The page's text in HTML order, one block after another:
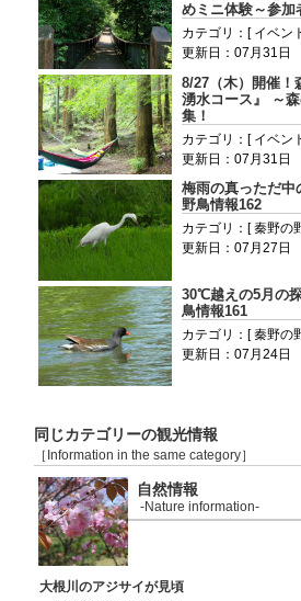
めミニ体験～参加
カテゴリ：[ イベン
更新日：07月31日
8/27（木）開催！
湧水コース』 ～
集！
カテゴリ：[ イベン
更新日：07月31日
梅雨の真っただ中
野鳥情報162
カテゴリ：[ 秦野の
更新日：07月27日
30℃越えの5月の
鳥情報161
カテゴリ：[ 秦野の
更新日：07月24日
同じカテゴリーの観光情報
［Information in the same category］
自然情報
-Nature information-
大根川のアジサイが見頃